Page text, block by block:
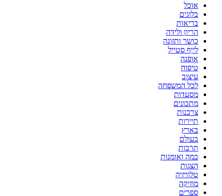
אוכל
בלוגים
בריאות
הריון ולידה
כושר ותזונה
לייף סטייל
אופנה
טיפוח
עיצוב
לכל המשפחה
מסעדות
מתכונים
צרכנות
תיירות
בארץ
בעולם
תרבות
במה ואומנות
הצגות
טלוויזיה
מוזיקה
ספרים